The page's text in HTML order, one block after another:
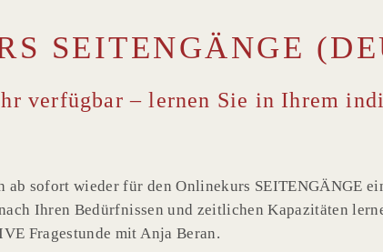
SEITENGÄNGE
verfügbar – lernen Sie in Ihrem
sofort wieder für den Onlinekurs SEITENGÄNGE
Ihren Bedürfnissen und zeitlichen Kapazitäten
Fragestunde mit Anja Beran.